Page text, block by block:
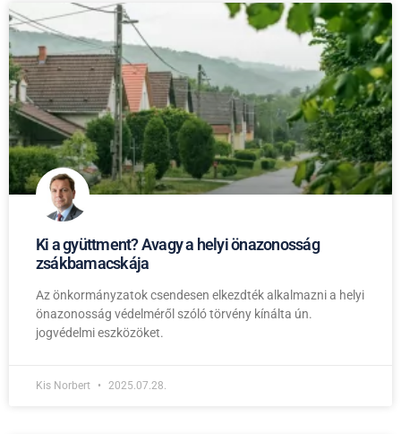
Ki a gyüttment? Avagy a helyi önazonosság
zsákbamacskája
Az önkormányzatok csendesen elkezdték alkalmazni a helyi
önazonosság védelméről szóló törvény kínálta ún.
jogvédelmi eszközöket.
Kis Norbert 2025.07.28.